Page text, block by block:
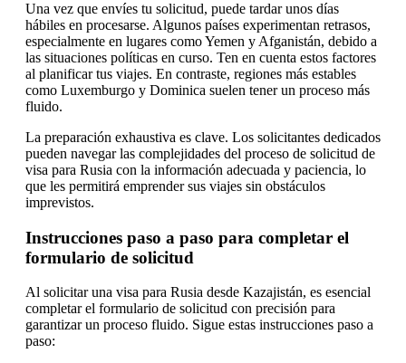
Una vez que envíes tu solicitud, puede tardar unos días
hábiles en procesarse. Algunos países experimentan retrasos,
especialmente en lugares como Yemen y Afganistán, debido a
las situaciones políticas en curso. Ten en cuenta estos factores
al planificar tus viajes. En contraste, regiones más estables
como Luxemburgo y Dominica suelen tener un proceso más
fluido.
La preparación exhaustiva es clave. Los solicitantes dedicados
pueden navegar las complejidades del proceso de solicitud de
visa para Rusia con la información adecuada y paciencia, lo
que les permitirá emprender sus viajes sin obstáculos
imprevistos.
Instrucciones paso a paso para completar el
formulario de solicitud
Al solicitar una visa para Rusia desde Kazajistán, es esencial
completar el formulario de solicitud con precisión para
garantizar un proceso fluido. Sigue estas instrucciones paso a
paso: